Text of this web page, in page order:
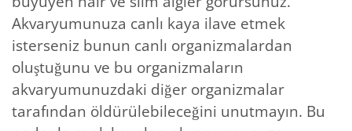
Akvaryumunuza canlı kaya ilave etmek
isterseniz bunun canlı organizmalardan
oluştuğunu ve bu organizmaların
akvaryumunuzdaki diğer organizmalar
tarafından öldürülebileceğini unutmayın. Bu